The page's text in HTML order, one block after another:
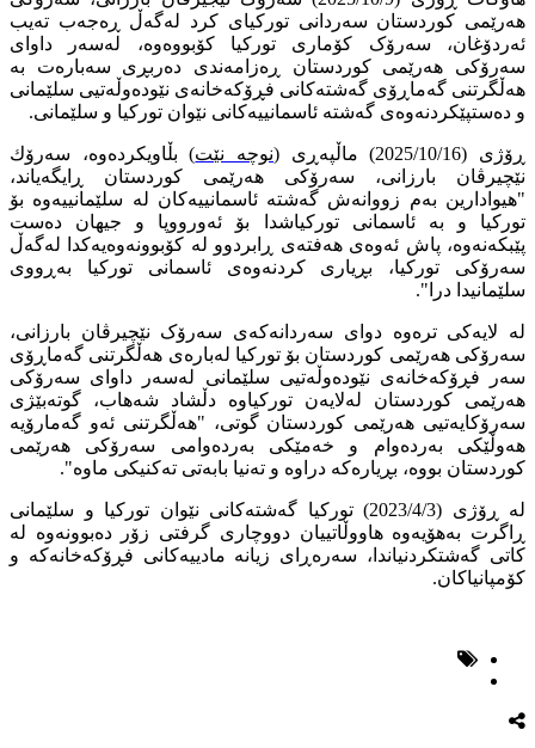
هەرێمی کوردستان سەردانی تورکیای کرد لەگەڵ ڕەجەب تەیب
ئەردۆغان، سەرۆک کۆماری تورکیا کۆبووەوە، لەسەر داوای
سەرۆکی هەرێمی کوردستان ڕەزامەندی دەربڕی سەبارەت بە
هەڵگرتنی گەماڕۆی گەشتەکانی فڕۆکەخانەی نێودەوڵەتیی سلێمانی
و دەستپێکردنەوەی گەشتە ئاسمانییەکانی نێوان تورکیا و سلێمانی.
ڕۆژی (2025/10/16) ماڵپەڕی ( نوچە نێت) بڵاویکردەوە، سەرۆك
نێچیرڤان بارزانی، سەرۆکی هەرێمی کوردستان ڕایگەیاند،
"هیوادارین به‌م زووانه‌ش گه‌شته‌ ئاسمانییه‌كان له‌ سلێمانییه‌وه‌ بۆ
توركیا و به‌ ئاسمانى توركیاشدا بۆ ئه‌ورووپا و جیهان ده‌ست
پێبكه‌نەوە‌، پاش ئه‌وه‌ى هه‌فته‌ى ڕابردوو له‌ كۆبوونه‌وه‌یەکدا له‌گه‌ڵ
سه‌رۆكی توركیا، بڕیارى كردنه‌وه‌ى ئاسمانى توركیا به‌ڕووى
سلێمانیدا درا".
لە لایەکی ترەوە دوای سەردانەکەی سەرۆک نێچیرڤان بارزانی،
سەرۆکی هەرێمی کوردستان بۆ تورکیا لەبارەی هەڵگرتنی گەماڕۆی
سەر فڕۆکەخانەی نێودەوڵەتیی سلێمانی لەسەر داوای سەرۆکی
هەرێمی کوردستان لەلایەن تورکیاوە دڵشاد شەهاب، گوتەبێژی
سەرۆکایەتیی هەرێمی کوردستان گوتی، "هەڵگرتنی ئەو گەمارۆیە
هەوڵێکی بەردەوام و خەمێکی بەردەوامی سەرۆکی هەرێمی
کوردستان بووە، بڕیارەکە دراوە و تەنیا بابەتی تەکنیکی ماوە".
لە ڕۆژی (2023/4/3) تورکیا گەشتەکانی نێوان تورکیا و سلێمانی
ڕاگرت بەهۆیەوە هاووڵاتییان دووچاری گرفتی زۆر دەبوونەوە لە
کاتی گەشتکردنیاندا، سەرەڕای زیانە مادییەکانی فڕۆکەخانەکە و
کۆمپانیاکان.